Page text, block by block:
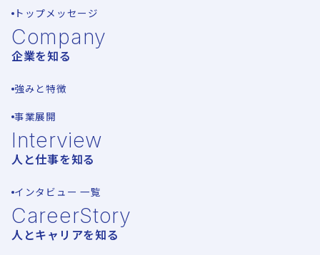
トップメッセージ
Company
企業を知る
強みと特徴
事業展開
Interview
人と仕事を知る
インタビュー 一覧
CareerStory
人とキャリアを知る